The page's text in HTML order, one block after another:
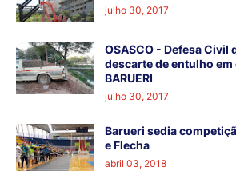
julho 30, 2017
OSASCO - Defesa Civil
descarte de entulho em
BARUERI
julho 30, 2017
Barueri sedia
e Flecha
abril 03, 2018